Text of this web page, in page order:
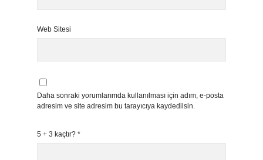
Web Sitesi
Daha sonraki yorumlarımda kullanılması için adım, e-posta
adresim ve site adresim bu tarayıcıya kaydedilsin.
5 + 3 kaçtır? *